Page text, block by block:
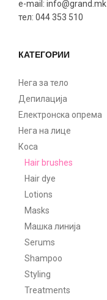
e-mail: info@grand.mk
тел: 044 353 510
КАТЕГОРИИ
Нега за тело
Депилација
Електронска опрема
Нега на лице
Коса
Hair brushes
Hair dye
Lotions
Masks
Машка линија
Serums
Shampoo
Styling
Treatments